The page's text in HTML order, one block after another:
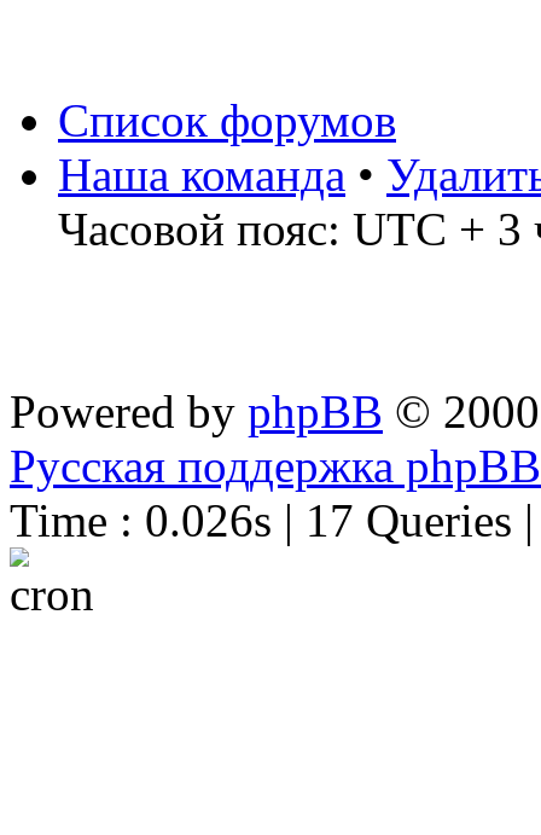
Список форумов
Наша команда •
Часовой пояс: UTC + 3
Powered by phpBB ©
Русская поддержка phpBB
Time : 0.026s | 17 Queries